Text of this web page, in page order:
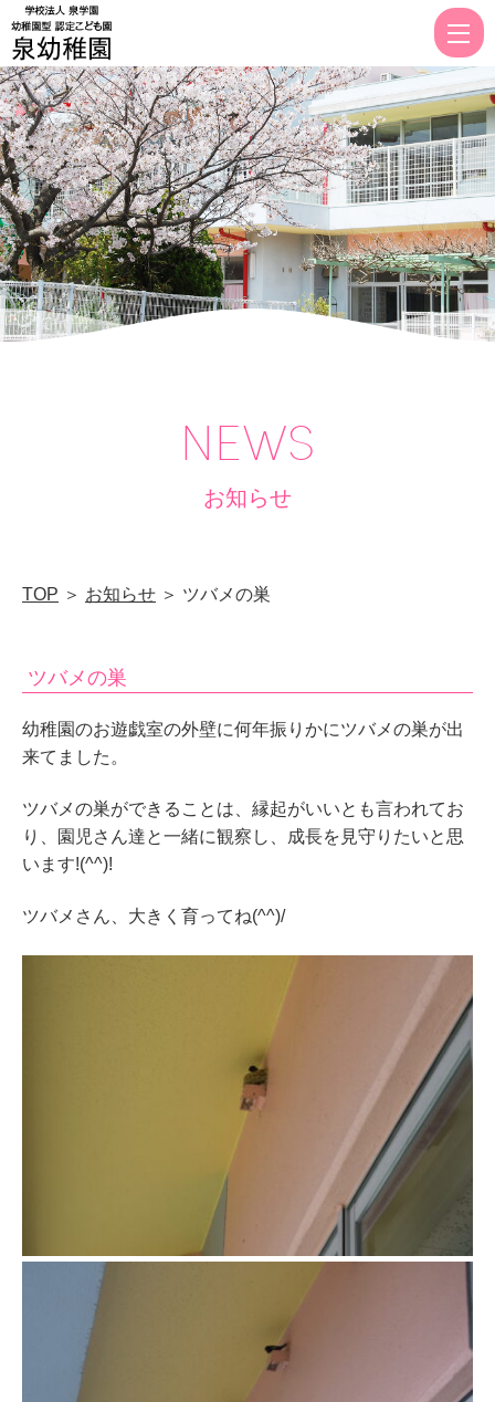
園
型
認
定
こ
ど
も
園
市
山
田
南
NEWS
お知らせ
TOP ＞ お知らせ ＞ ツバメの巣
ツバメの巣
幼稚園のお遊戯室の外壁に何年振りかにツバメの巣が出
来てました。
ツバメの巣ができることは、縁起がいいとも言われてお
り、園児さん達と一緒に観察し、成長を見守りたいと思
います!(^^)!
ツバメさん、大きく育ってね(^^)/